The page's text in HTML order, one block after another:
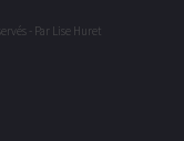
- Par Lise Huret